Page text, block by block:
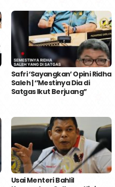
Safri ‘Sayangkan’ Opini Ridha
Saleh | ‘’Mestinya Dia di
Satgas Ikut Berjuang’’
Usai Menteri Bahlil